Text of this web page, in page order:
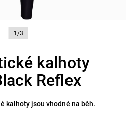
1/3
kalhoty
Reflex
kalhoty jsou vhodné na běh.